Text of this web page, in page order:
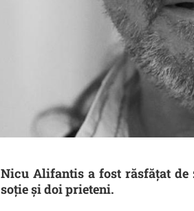
Nicu Alifantis a fost răsfăţat de
soţie şi doi prieteni.